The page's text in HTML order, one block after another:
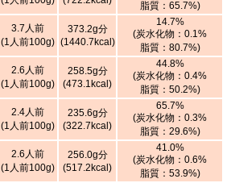
脂質：65.7%)
3.7人前
(1人前100g)
373.2g分
(1440.7kcal)
14.7%
(炭水化物：0.1%
脂質：80.7%)
2.6人前
(1人前100g)
258.5g分
(473.1kcal)
44.8%
(炭水化物：0.4%
脂質：50.2%)
2.4人前
(1人前100g)
235.6g分
(322.7kcal)
65.7%
(炭水化物：0.3%
脂質：29.6%)
2.6人前
(1人前100g)
256.0g分
(517.2kcal)
41.0%
(炭水化物：0.6%
脂質：53.9%)